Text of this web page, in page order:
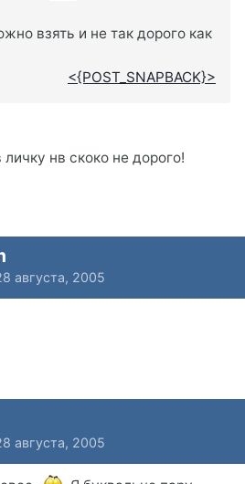
взять и не так дорого как
<{POST_SNAPBACK}>
нв скоко не дорого!
августа, 2005
августа, 2005